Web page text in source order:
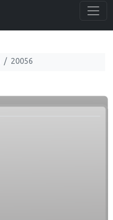
20056